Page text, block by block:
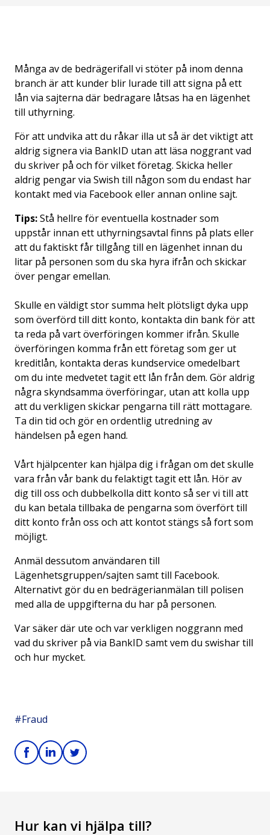
Många av de bedrägerifall vi stöter på inom denna
branch är att kunder blir lurade till att signa på ett
lån via sajterna där bedragare låtsas ha en lägenhet
till uthyrning.
För att undvika att du råkar illa ut så är det viktigt att
aldrig signera via BankID utan att läsa noggrant vad
du skriver på och för vilket företag. Skicka heller
aldrig pengar via Swish till någon som du endast har
kontakt med via Facebook eller annan online sajt.
Tips:Stå hellre för eventuella kostnader som
uppstår innan ett uthyrningsavtal finns på plats eller
att du faktiskt får tillgång till en lägenhet innan du
litar på personen som du ska hyra ifrån och skickar
över pengar emellan.
Skulle en väldigt stor summa helt plötsligt dyka upp
som överförd till ditt konto, kontakta din bank för att
ta reda på vart överföringen kommer ifrån. Skulle
överföringen komma från ett företag som ger ut
kreditlån, kontakta deras kundservice omedelbart
om du inte medvetet tagit ett lån från dem. Gör aldrig
några skyndsamma överföringar, utan att kolla upp
att du verkligen skickar pengarna till rätt mottagare.
Ta din tid och gör en ordentlig utredning av
händelsen på egen hand.
Vårt hjälpcenter kan hjälpa dig i frågan om det skulle
vara från vår bank du felaktigt tagit ett lån. Hör av
dig till oss och dubbelkolla ditt konto så ser vi till att
du kan betala tillbaka de pengarna som överfört till
ditt konto från oss och att kontot stängs så fort som
möjligt.
Anmäl dessutom användaren till
Lägenhetsgruppen/sajten samt till Facebook.
Alternativt gör du en bedrägerianmälan till polisen
med alla de uppgifterna du har på personen.
Var säker där ute och var verkligen noggrann med
vad du skriver på via BankID samt vem du swishar till
och hur mycket.
#Fraud
Hur kan vi hjälpa till?